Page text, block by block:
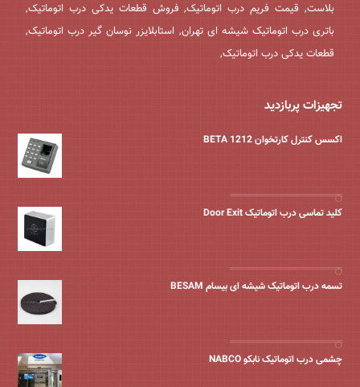
بلاست, قیمت فریم درب اتوماتیک, فروش قطعات یدکی درب اتوماتیک,
باتری درب اتوماتیک شیشه ای تهران, استابلایزر نوسان گیر درب اتوماتیک,
قطعات یدکی درب اتوماتیک,
تجهیزات پربازدید
اکسس کنترل کارتخوان BETA 1212
کلید تماسی درب اتوماتیک Door Exit
تسمه درب اتوماتیک شیشه ای بیسام BESAM
چشمی درب اتوماتیک نابکو NABCO